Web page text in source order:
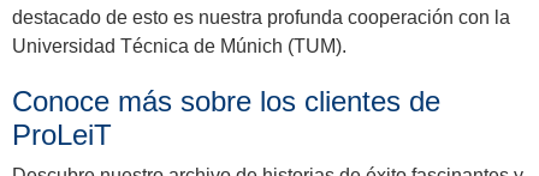
destacado de esto es nuestra profunda cooperación con la
Universidad Técnica de Múnich (TUM).
Conoce más sobre los clientes de
ProLeiT